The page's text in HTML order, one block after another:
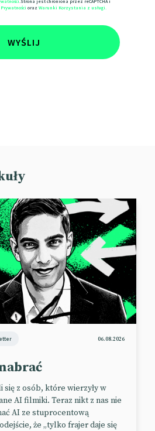
.Strona jest chroniona przez reCAPTCHA i
oraz Warunki Korzystania z usługi.
WYŚLIJ
06.08.2026
się z osób, które wierzyły w
AI filmiki. Teraz nikt z nas nie
AI ze stuprocentową
że „tylko frajer daje się